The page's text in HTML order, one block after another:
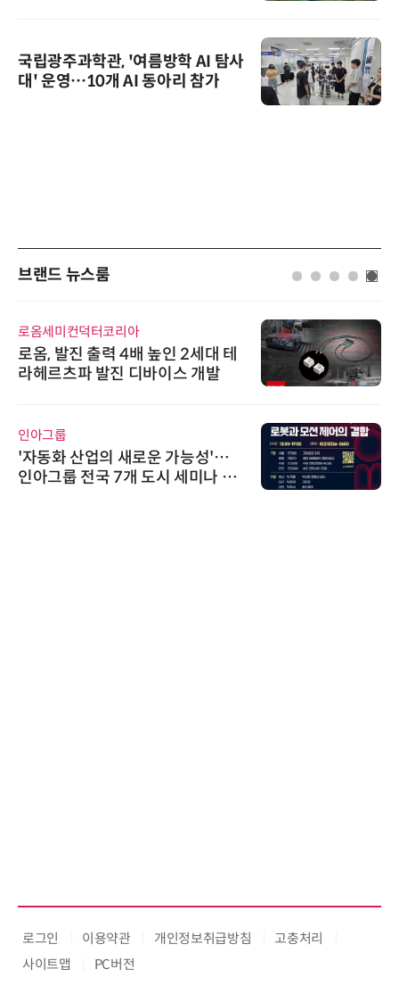
국립광주과학관, '여름방학 AI 탐사
대' 운영…10개 AI 동아리 참가
브랜드 뉴스룸
로옴세미컨덕터코리아
로옴, 발진 출력 4배 높인 2세대 테
라헤르츠파 발진 디바이스 개발
인아그룹
'자동화 산업의 새로운 가능성'…
인아그룹 전국 7개 도시 세미나 페
로그인 이용약관 개인정보취급방침
고충처리
사이트맵
PC버전